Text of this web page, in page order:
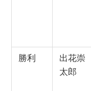
勝利
出花崇
太郎